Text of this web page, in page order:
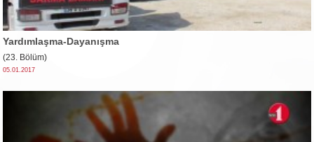
Yardımlaşma-Dayanışma
(23. Bölüm)
05.01.2017